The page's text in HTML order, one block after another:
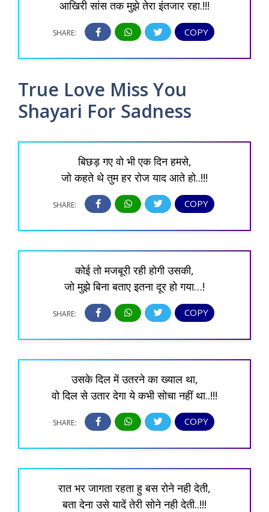
आखिरी सांस तक मुझे तेरा इंतजार रहा.!!!
SHARE: COPY
True Love Miss You
Shayari For Sadness
बिछड़ गए वो भी एक दिन हमसे,
जो कहते थे तुम हर रोज याद आते हो..!!!
SHARE: COPY
कोई तो मजबूरी रही होगी उसकी,
जो मुझे बिना बताए इतना दूर हो गया…!
SHARE: COPY
उसके दिल में उतरने का ख्याल था,
वो दिल से उतार देगा ये कभी सोचा नहीं था..!!!
SHARE: COPY
रात भर जागता रहता हु बस रोने नही देती,
बता देना उसे यादें तेरी सोने नही देती..!!!